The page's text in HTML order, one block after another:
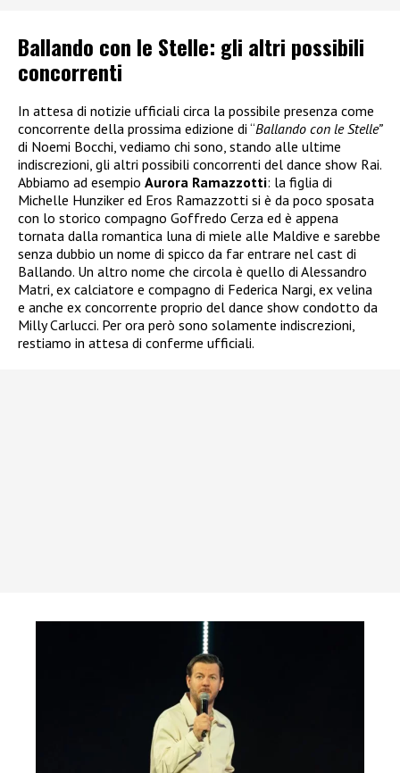
Ballando con le Stelle: gli altri possibili
concorrenti
In attesa di notizie ufficiali circa la possibile presenza come
concorrente della prossima edizione di “Ballando con le Stelle”
di Noemi Bocchi, vediamo chi sono, stando alle ultime
indiscrezioni, gli altri possibili concorrenti del dance show Rai.
Abbiamo ad esempio Aurora Ramazzotti: la figlia di
Michelle Hunziker ed Eros Ramazzotti si è da poco sposata
con lo storico compagno Goffredo Cerza ed è appena
tornata dalla romantica luna di miele alle Maldive e sarebbe
senza dubbio un nome di spicco da far entrare nel cast di
Ballando. Un altro nome che circola è quello di Alessandro
Matri, ex calciatore e compagno di Federica Nargi, ex velina
e anche ex concorrente proprio del dance show condotto da
Milly Carlucci. Per ora però sono solamente indiscrezioni,
restiamo in attesa di conferme ufficiali.